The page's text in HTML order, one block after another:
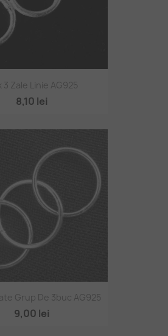
3 Zale Linie AG925
8,10 lei
Grup De 3buc AG925
9,00 lei